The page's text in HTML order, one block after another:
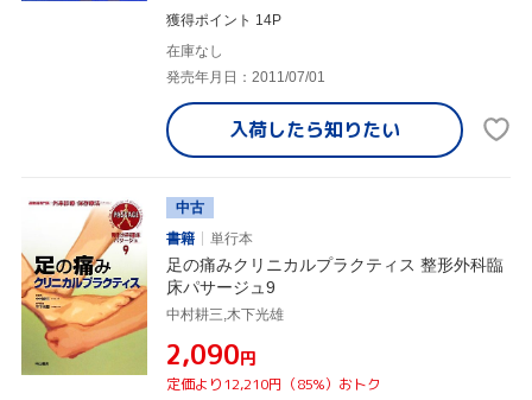
獲得ポイント 14P
在庫なし
発売年月日：2011/07/01
入荷したら知りたい
中古
書籍
単行本
足の痛みクリニカルプラクティス 整形外科臨
床パサージュ9
中村耕三,木下光雄
¥2,090円
定価より12,210円（85%）おトク